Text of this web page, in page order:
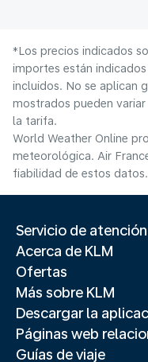
*Los precios indicados
importes están
incluidos. No se aplican
mostrados pueden
la tarifa.
World Weather Online
meteorológica. Air
fiabilidad de estos datos.
Servicio de
Acerca de KLM
Ofertas
Más sobre KLM
Descargar la
Páginas web
Guías de viaje